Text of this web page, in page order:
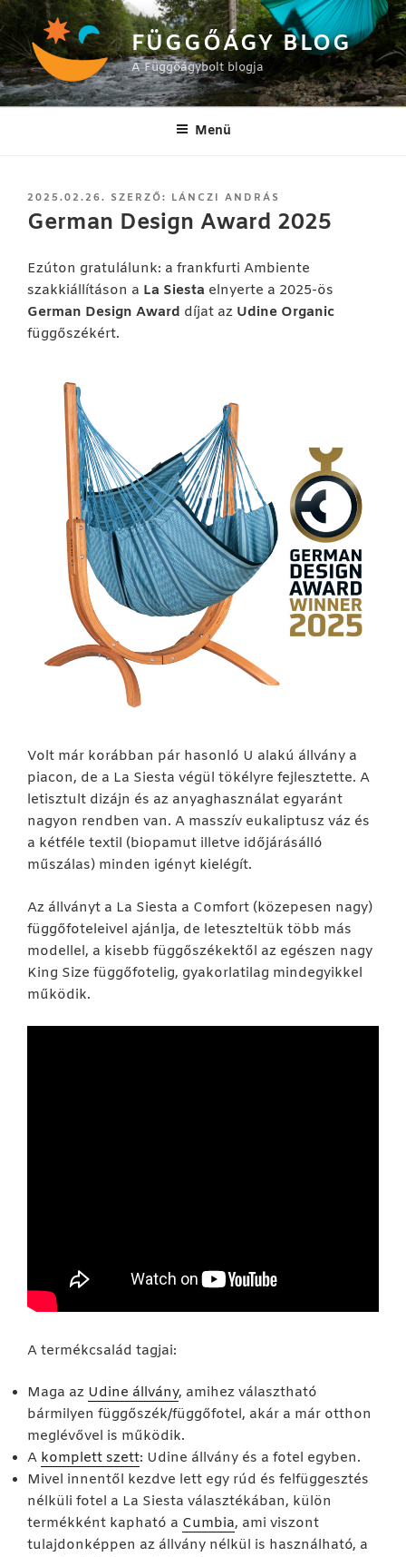
Tartalomhoz
FÜGGŐÁGY BLOG
A Függőágybolt blogja
Menü
BEKÜLDVE:
2025.02.26. SZERZŐ: LÁNCZI ANDRÁS
German Design Award 2025
Ezúton gratulálunk: a frankfurti Ambiente
szakkiállításon a La Siesta elnyerte a 2025-ös
German Design Award díjat az Udine Organic
függőszékért.
Volt már korábban pár hasonló U alakú állvány a
piacon, de a La Siesta végül tökélyre fejlesztette. A
letisztult dizájn és az anyaghasználat egyaránt
nagyon rendben van. A masszív eukaliptusz váz és
a kétféle textil (biopamut illetve időjárásálló
műszálas) minden igényt kielégít.
Az állványt a La Siesta a Comfort (közepesen nagy)
függőfoteleivel ajánlja, de leteszteltük több más
modellel, a kisebb függőszékektől az egészen nagy
King Size függőfotelig, gyakorlatilag mindegyikkel
működik.
A termékcsalád tagjai:
Maga az Udine állvány, amihez választható
bármilyen függőszék/függőfotel, akár a már otthon
meglévővel is működik.
A komplett szett: Udine állvány és a fotel egyben.
Mivel innentől kezdve lett egy rúd és felfüggesztés
nélküli fotel a La Siesta választékában, külön
termékként kapható a Cumbia, ami viszont
tulajdonképpen az állvány nélkül is használható, a